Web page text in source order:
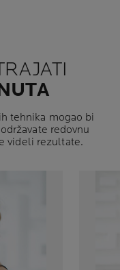
tehnika mogao bi
redovnu
videli rezultate.